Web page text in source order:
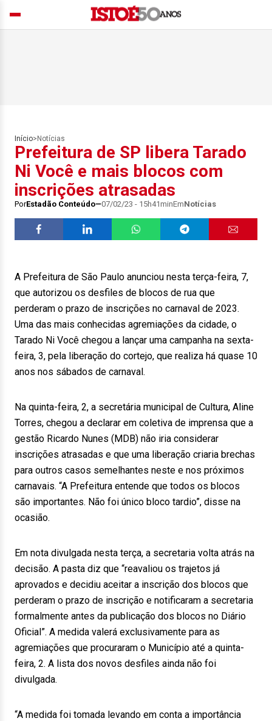
Início> Notícias
Prefeitura de SP libera Tarado
Ni Você e mais blocos com
inscrições atrasadas
PorEstadão Conteúdo 07/02/23 - 15h41minEmNotícias
A Prefeitura de São Paulo anunciou nesta terça-feira, 7,
que autorizou os desfiles de blocos de rua que
perderam o prazo de inscrições no carnaval de 2023.
Uma das mais conhecidas agremiações da cidade, o
Tarado Ni Você chegou a lançar uma campanha na sexta-
feira, 3, pela liberação do cortejo, que realiza há quase 10
anos nos sábados de carnaval.
Na quinta-feira, 2, a secretária municipal de Cultura, Aline
Torres, chegou a declarar em coletiva de imprensa que a
gestão Ricardo Nunes (MDB) não iria considerar
inscrições atrasadas e que uma liberação criaria brechas
para outros casos semelhantes neste e nos próximos
carnavais. “A Prefeitura entende que todos os blocos
são importantes. Não foi único bloco tardio”, disse na
ocasião.
Em nota divulgada nesta terça, a secretaria volta atrás na
decisão. A pasta diz que “reavaliou os trajetos já
aprovados e decidiu aceitar a inscrição dos blocos que
perderam o prazo de inscrição e notificaram a secretaria
formalmente antes da publicação dos blocos no Diário
Oficial”. A medida valerá exclusivamente para as
agremiações que procuraram o Município até a quinta-
feira, 2. A lista dos novos desfiles ainda não foi
divulgada.
“A medida foi tomada levando em conta a importância